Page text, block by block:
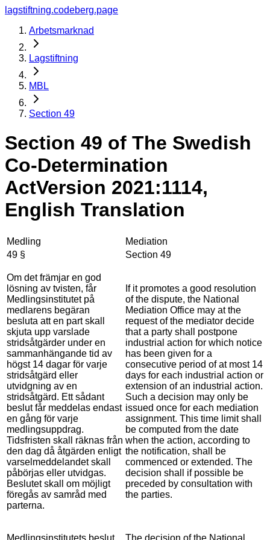
lagstiftning.codeberg.page
Arbetsmarknad
Lagstiftning
MBL
Section 49
Section 49 of The Swedish
Co-Determination
ActVersion 2021:1114,
English Translation
Medling
Mediation
49 §
Section 49
Om det främjar en god
lösning av tvisten, får
Medlingsinstitutet på
medlarens begäran
besluta att en part skall
skjuta upp varslade
stridsåtgärder under en
sammanhängande tid av
högst 14 dagar för varje
stridsåtgärd eller
utvidgning av en
stridsåtgärd. Ett sådant
beslut får meddelas endast
en gång för varje
medlingsuppdrag.
Tidsfristen skall räknas från
den dag då åtgärden enligt
varselmeddelandet skall
påbörjas eller utvidgas.
Beslutet skall om möjligt
föregås av samråd med
parterna.
If it promotes a good resolution
of the dispute, the National
Mediation Office may at the
request of the mediator decide
that a party shall postpone
industrial action for which notice
has been given for a
consecutive period of at most 14
days for each industrial action or
extension of an industrial action.
Such a decision may only be
issued once for each mediation
assignment. This time limit shall
be computed from the date
when the action, according to
the notification, shall be
commenced or extended. The
decision shall if possible be
preceded by consultation with
the parties.
Medlingsinstitutets beslut The decision of the National